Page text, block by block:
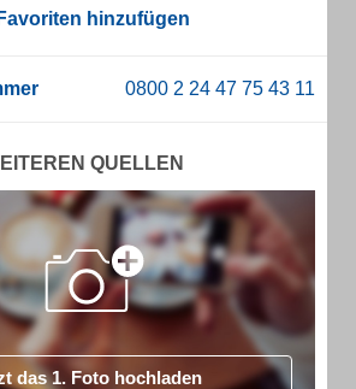
hinzufügen
QUELLEN
das 1. Foto hochladen